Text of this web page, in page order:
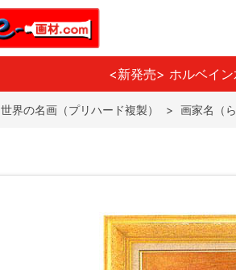
<新発売> ホルベイ
世界の名画（プリハード複製） > 画家名（